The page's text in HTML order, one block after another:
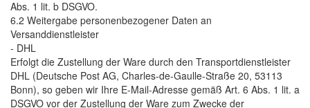
Abs. 1 lit. b DSGVO.
6.2 Weitergabe personenbezogener Daten an
Versanddienstleister
- DHL
Erfolgt die Zustellung der Ware durch den Transportdienstleister
DHL (Deutsche Post AG, Charles-de-Gaulle-Straße 20, 53113
Bonn), so geben wir Ihre E-Mail-Adresse gemäß Art. 6 Abs. 1 lit. a
DSGVO vor der Zustellung der Ware zum Zwecke der